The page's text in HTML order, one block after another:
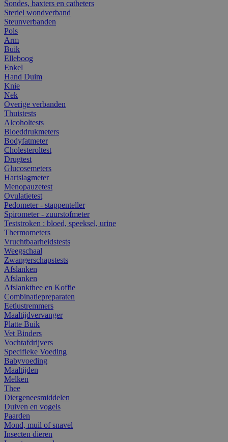
Sondes, baxters en catheters
Steriel wondverband
Steunverbanden
Pols
Arm
Buik
Elleboog
Enkel
Hand Duim
Knie
Nek
Overige verbanden
Thuistests
Alcoholtests
Bloeddrukmeters
Bodyfatmeter
Cholesteroltest
Drugtest
Glucosemeters
Hartslagmeter
Menopauzetest
Ovulatietest
Pedometer - stappenteller
Spirometer - zuurstofmeter
Teststroken : bloed, speeksel, urine
Thermometers
Vruchtbaarheidstests
Weegschaal
Zwangerschapstests
Afslanken
Afslanken
Afslankthee en Koffie
Combinatiepreparaten
Eetlustremmers
Maaltijdvervanger
Platte Buik
Vet Binders
Vochtafdrijvers
Specifieke Voeding
Babyvoeding
Maaltijden
Melken
Thee
Diergeneesmiddelen
Duiven en vogels
Paarden
Mond, muil of snavel
Insecten dieren